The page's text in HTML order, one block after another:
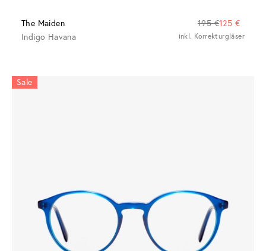
The Maiden 195 €125 €
Indigo Havana
inkl. Korrekturgläser
Sale